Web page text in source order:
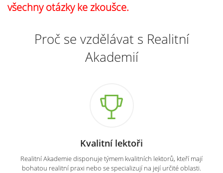
všechny otázky ke zkoušce.
Proč se vzdělávat s Realitní
Akademií
Kvalitní lektoři
Realitní Akademie disponuje týmem kvalitních lektorů, kteří mají
bohatou realitní praxi nebo se specializují na její určité oblasti.